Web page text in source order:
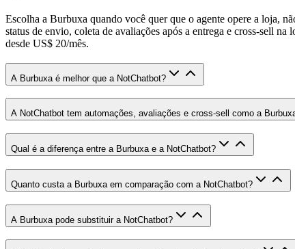
Escolha a Burbuxa quando você quer que o agente opere a loja,
status de envio, coleta de avaliações após a entrega e cross-sell
desde US$ 20/mês.
A Burbuxa é melhor que a NotChatbot?
A NotChatbot tem automações, avaliações e cross-sell como a
Qual é a diferença entre a Burbuxa e a NotChatbot?
Quanto custa a Burbuxa em comparação com a NotChatbot?
A Burbuxa pode substituir a NotChatbot?